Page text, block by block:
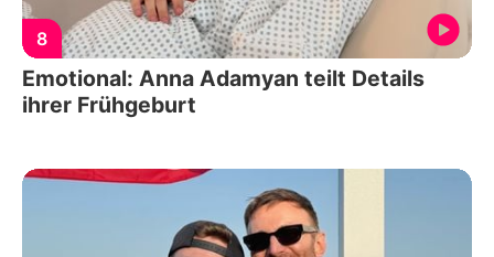
8
Emotional: Anna Adamyan teilt Details
ihrer Frühgeburt